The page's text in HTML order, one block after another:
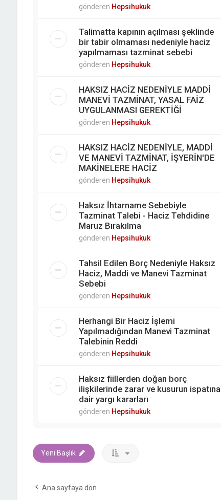
gönderen Hepsihukuk
Talimatta kapının açılması şeklinde
bir tabir olmaması nedeniyle haciz
yapılmaması tazminat sebebi
gönderen Hepsihukuk
HAKSIZ HACİZ NEDENİYLE MADDİ
MANEVİ TAZMİNAT, YASAL FAİZ
UYGULANMASI GEREKTİĞİ
gönderen Hepsihukuk
HAKSIZ HACİZ NEDENİYLE, MADDİ
VE MANEVİ TAZMİNAT, İŞYERİN'DE
MAKİNELERE HACİZ
gönderen Hepsihukuk
Haksız İhtarname Sebebiyle
Tazminat Talebi - Haciz Tehdidine
Maruz Bırakılma
gönderen Hepsihukuk
Tahsil Edilen Borç Nedeniyle Haksız
Haciz, Maddi ve Manevi Tazminat
Sebebi
gönderen Hepsihukuk
Herhangi Bir Haciz İşlemi
Yapılmadığından Manevi Tazminat
Talebinin Reddi
gönderen Hepsihukuk
Haksız fiillerden doğan borç
ilişkilerinde zarar ve kusurun ispatına
dair yargı kararları
gönderen Hepsihukuk
Yeni Başlık
Ana sayfaya dön